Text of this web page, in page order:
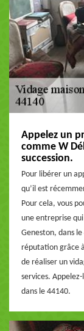
Appelez un
comme W
succession.
Pour libérer un
qu’il est
Pour cela, vous
une entreprise qui
Geneston, dans
réputation grâce
de réaliser un
services.
dans le 44140.